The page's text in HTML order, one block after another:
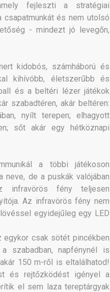
fejleszti a stratégiai
és nem utolsó
- mindezt jó levegőn,
kidobós, számháború és
kihívóbb, életszerűbb és
és a beltéri lézer játékok
szabadtéren, akár beltéren:
nyílt terepen; elhagyott
sőt akár egy hétköznapi
a többi játékoson
neve, de a puskák valójában
infravörös fény teljesen
Az infravörös fény nem
egyidejűleg egy LED
egykor csak sötét pincékben
szabadban, napfénynél is
150 m-ről is eltalálhatod!
és rejtőzködést igényel a
el sem laza tereptárgyak